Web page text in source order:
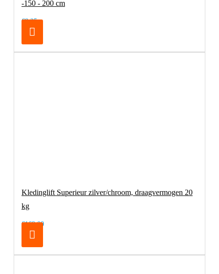
-150 - 200 cm
€8,25
Kledinglift Superieur zilver/chroom, draagvermogen 20
kg
€169,00